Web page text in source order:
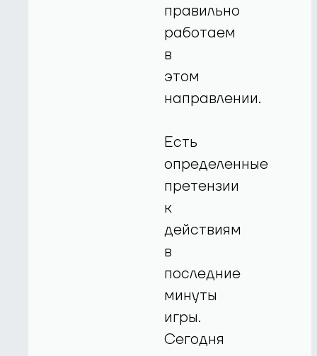
правильно
работаем
в
этом
направлении.
Есть
определенные
претензии
к
действиям
в
последние
минуты
игры.
Сегодня